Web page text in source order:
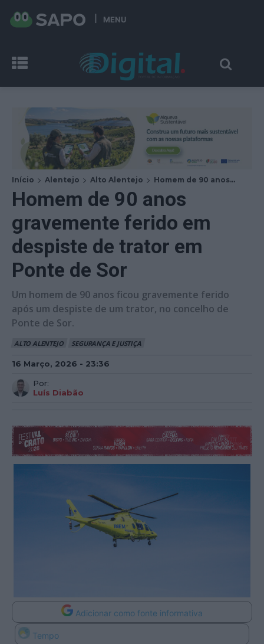
MENU
Início Alentejo Alto Alentejo Homem de 90 anos...
Homem de 90 anos
gravemente ferido em
despiste de trator em
Ponte de Sor
Um homem de 90 anos ficou gravemente ferido
após um despiste de um trator, no concelho de
Ponte de Sor.
ALTO ALENTEJO SEGURANÇA E JUSTIÇA
16 Março, 2026 - 23:36
Por:
Luís Diabão
Adicionar como fonte informativa
Tempo